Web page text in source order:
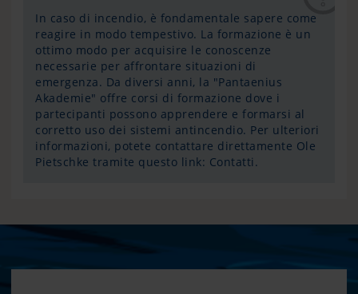
In caso di incendio, è fondamentale sapere come
reagire in modo tempestivo. La formazione è un
ottimo modo per acquisire le conoscenze
necessarie per affrontare situazioni di
emergenza. Da diversi anni, la "Pantaenius
Akademie" offre corsi di formazione dove i
partecipanti possono apprendere e formarsi al
corretto uso dei sistemi antincendio. Per ulteriori
informazioni, potete contattare direttamente Ole
Pietschke tramite questo link: Contatti .